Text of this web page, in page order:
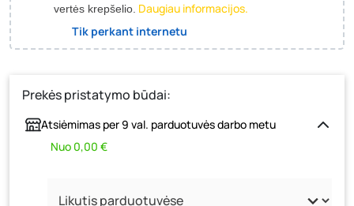
vertės krepšelio. Daugiau informacijos.
Tik perkant internetu
Prekės pristatymo būdai:
Atsiėmimas per 9 val. parduotuvės darbo metu
Nuo 0,00 €